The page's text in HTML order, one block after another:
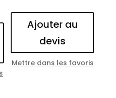
Ajouter au
devis
Mettre dans les favoris